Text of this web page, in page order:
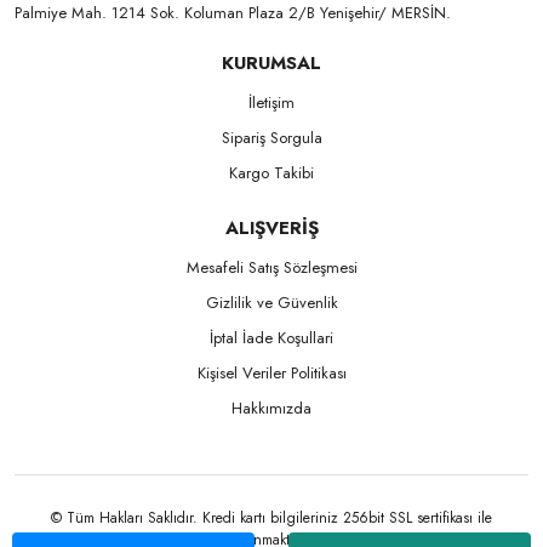
Palmiye Mah. 1214 Sok. Koluman Plaza 2/B Yenişehir/ MERSİN.ㅤㅤㅤㅤㅤㅤㅤㅤㅤㅤㅤㅤㅤㅤㅤㅤㅤㅤㅤㅤㅤㅤㅤㅤㅤㅤㅤㅤㅤㅤㅤㅤㅤㅤㅤ ㅤㅤㅤㅤㅤㅤㅤㅤㅤㅤ
KURUMSAL
İletişim
Sipariş Sorgula
Kargo Takibi
ALIŞVERİŞ
Mesafeli Satış Sözleşmesi
Gizlilik ve Güvenlik
İptal İade Koşullari
Kişisel Veriler Politikası
Hakkımızda
© Tüm Hakları Saklıdır. Kredi kartı bilgileriniz 256bit SSL sertifikası ile
korunmaktadır.